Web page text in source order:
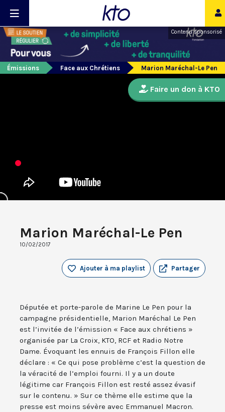
Contenu sponsorisé
Émissions Face aux Chrétiens Marion Maréchal-Le Pen
Marion Maréchal-Le Pen
10/02/2017
Partager
Ajouter à ma playlist
Députée et porte-parole de Marine Le Pen pour la
campagne présidentielle, Marion Maréchal Le Pen
est l’invitée de l’émission « Face aux chrétiens »
organisée par La Croix, KTO, RCF et Radio Notre
Dame. Évoquant les ennuis de François Fillon elle
déclare : « Ce qui pose problème c’est la question de
la véracité de l’emploi fourni. Il y a un doute
légitime car François Fillon est resté assez évasif
sur le contenu. » Sur ce thème elle estime que la
presse est moins sévère avec Emmanuel Macron.
Faire un don à KTO